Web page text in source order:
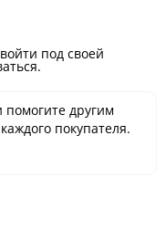
под своей
другим
покупателя.